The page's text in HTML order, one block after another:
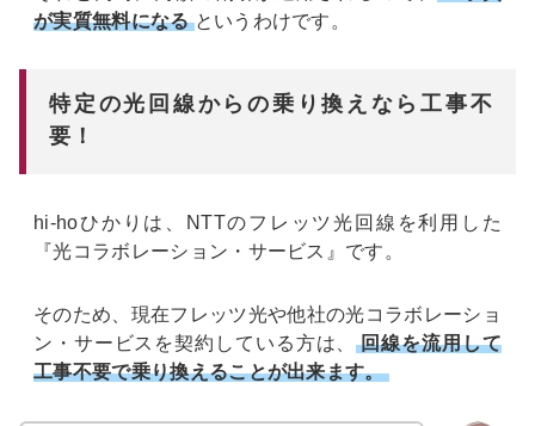
が実質無料になる というわけです。
特定の光回線からの乗り換えなら工事不
要！
hi-hoひかりは、NTTのフレッツ光回線を利用した
『光コラボレーション・サービス』です。
そのため、現在フレッツ光や他社の光コラボレーショ
ン・サービスを契約している方は、 回線を流用して
工事不要で乗り換えることが出来ます。